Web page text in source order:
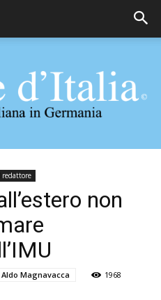
Corriere
d'Italia
redattore
non
Aldo Magnavacca
1968